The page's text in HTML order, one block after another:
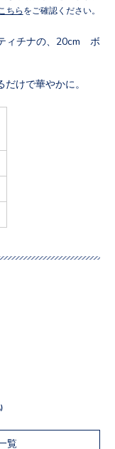
ちら をご確認ください。
ィチナの、20cm ボ
けで華やかに。
覧